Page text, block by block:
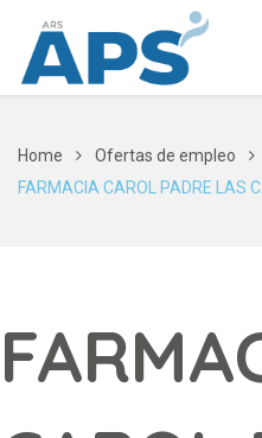
Home
Ofertas de empleo
FARMACIA CAROL PADRE LAS